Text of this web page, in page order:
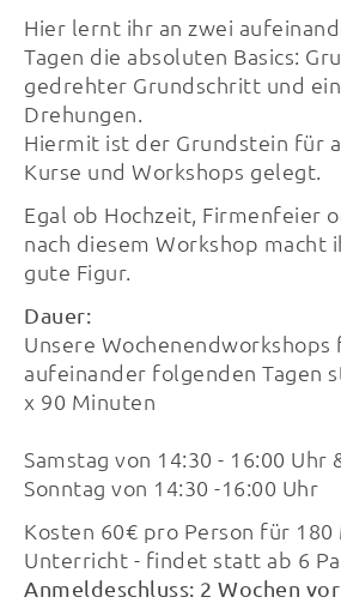
Hier lernt ihr an zwei
Tagen die absoluten Basics:
gedrehter Grundschritt und
Drehungen.
Hiermit ist der Grundstein für
Kurse und Workshops gelegt.
Egal ob Hochzeit, Firmenfeier
nach diesem Workshop macht
gute Figur.
Dauer:
Unsere Wochenendworkshops
aufeinander folgenden Tagen
x 90 Minuten
Samstag von 14:30 - 16:00 Uhr
Sonntag von 14:30 -16:00 Uhr
Kosten 60€ pro Person für 180
Unterricht - findet statt ab 6
Anmeldeschluss: 2 Wochen